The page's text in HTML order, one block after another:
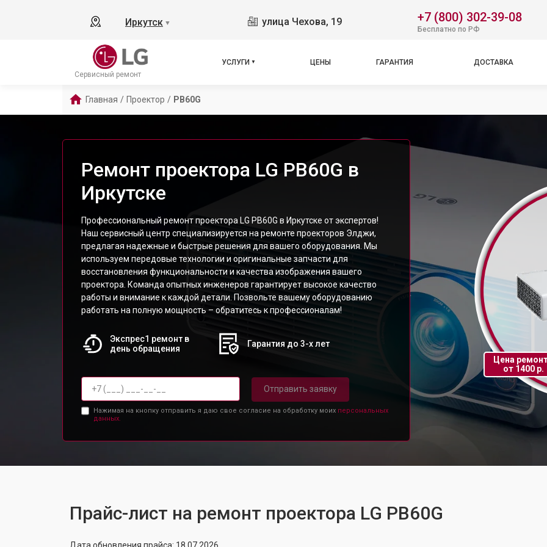
Иркутск ▼ улица Чехова, 19 +7 (800) 302-39-08
Бесплатно по РФ
Сервисный ремонт
УСЛУГИ ЦЕНЫ ГАРАНТИЯ ДОСТАВКА
Главная / Проектор / PB60G
Ремонт проектора LG PB60G в
Иркутске
Профессиональный ремонт проектора LG PB60G в Иркутске от экспертов!
Наш сервисный центр специализируется на ремонте проекторов Элджи,
предлагая надежные и быстрые решения для вашего оборудования. Мы
используем передовые технологии и оригинальные запчасти для
восстановления функциональности и качества изображения вашего
проектора. Команда опытных инженеров гарантирует высокое качество
работы и внимание к каждой детали. Позвольте вашему оборудованию
работать на полную мощность – обратитесь к профессионалам!
Экспрес1 ремонт в
день обращения
Гарантия до 3-х лет
Отправить заявку
Нажимая на кнопку отправить я даю свое согласие на обработку моих персональных
данных.
Цена
от 1400 р.
Прайс-лист на ремонт проектора LG PB60G
Дата обновления прайса: 18.07.2026